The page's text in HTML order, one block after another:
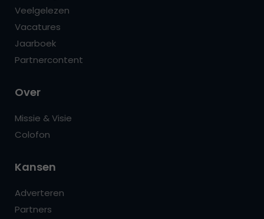
Veelgelezen
Vacatures
Jaarboek
Partnercontent
Over
Missie & Visie
Colofon
Kansen
Adverteren
Partners